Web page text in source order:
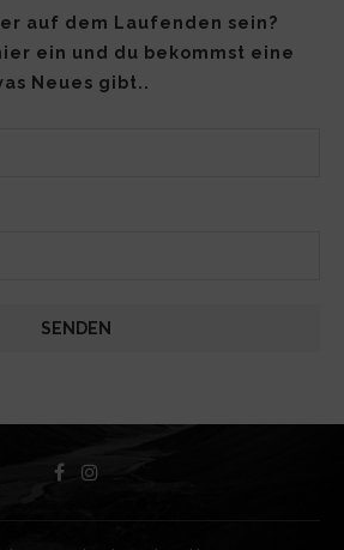
auf dem Laufenden sein?
ein und du bekommst eine
Neues gibt..